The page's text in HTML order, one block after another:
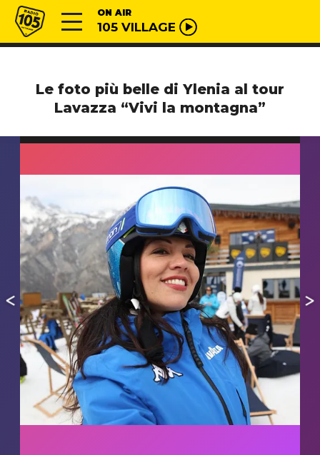
Vai al contenuto
Radio 105 ON AIR
105 VILLAGE
Le foto più belle di Ylenia al tour
Lavazza “Vivi la montagna”